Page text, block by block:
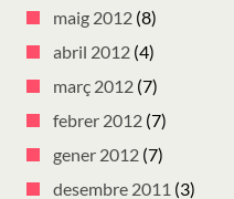
maig 2012 (8)
abril 2012 (4)
març 2012 (7)
febrer 2012 (7)
gener 2012 (7)
desembre 2011 (3)